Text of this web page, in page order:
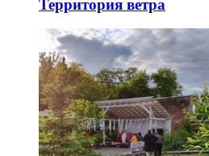
Территория ветра